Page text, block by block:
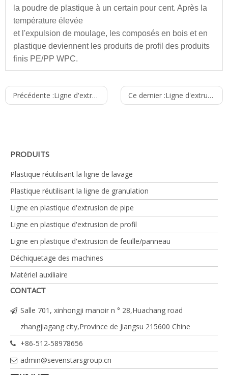
la poudre de plastique à un certain pour cent. Après la
température élevée
et l'expulsion de moulage, les composés en bois et en
plastique deviennent les produits de profil des produits
finis PE/PP WPC.
Modèle YF108 YF180 YF240
Largeur
108 180 240
Extrudeuse
SJSZ55/110
Pouvoir de
moteur
principal
(kilowatts)
18.5 18.5/22
Capacité
(kg/h heure)
100 100-150
production des produits de profil de PE/PP WPC, qui
ont employé dans la décoration extérieure, y compris
Précédente :Ligne d'extrusion de profil de PVC WPC Ce dernier :Ligne d'extrusion de profil de guichets et de portes de PVC
PRODUITS
Plastique réutilisant la ligne de lavage
Plastique réutilisant la ligne de granulation
Ligne en plastique d'extrusion de pipe
Ligne en plastique d'extrusion de profil
Ligne en plastique d'extrusion de feuille/panneau
Déchiquetage des machines
Matériel auxiliaire
CONTACT
Salle 701, xinhongji manoir n ° 28,Huachang road
zhangjiagang city,Province de Jiangsu 215600 Chine
+86-512-58978656
admin@sevenstarsgroup.cn